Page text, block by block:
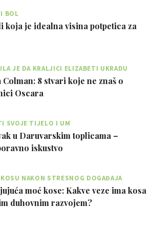
BOL
koja je idealna visina potpetica za
JE DA KRALJICI ELIZABETI UKRADU
PAPIR
Colman: 8 stvari koje ne znaš o
Oscara
SVOJE TIJELO I UM
u Daruvarskim toplicama –
iskustvo
NAKON STRESNOG DOGAĐAJA
moć kose: Kakve veze ima kosa
duhovnim razvojem?